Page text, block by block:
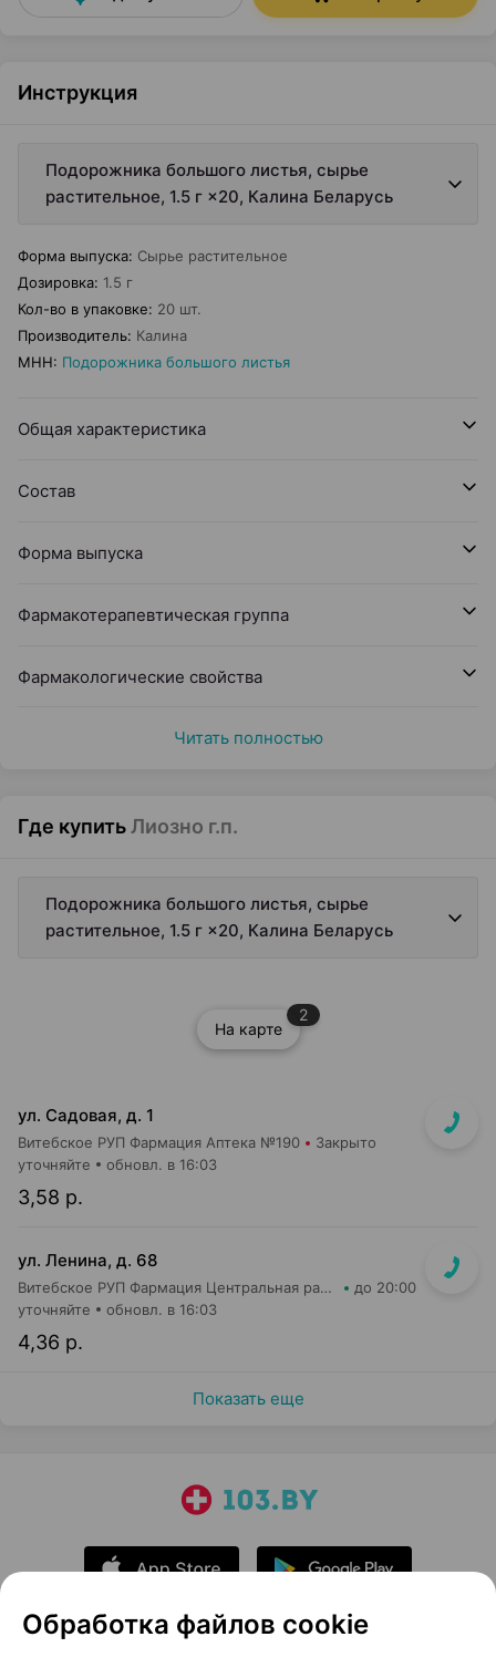
Инструкция
Подорожника большого листья, сырье
растительное, 1.5 г ×20, Калина Беларусь
Форма выпуска: Сырье растительное
Дозировка: 1.5 г
Кол-во в упаковке: 20 шт.
Производитель: Калина
МНН: Подорожника большого листья
Общая характеристика
Состав
Форма выпуска
Фармакотерапевтическая группа
Фармакологические свойства
Читать полностью
Где купитьЛиозно г.п.
Подорожника большого листья, сырье
растительное, 1.5 г ×20, Калина Беларусь
На карте
2
ул. Садовая, д. 1
Витебское РУП Фармация Аптека №190 Закрыто
3,58 р.
уточняйте обновл. в 16:03
ул. Ленина, д. 68
Витебское РУП Фармация Центральная районная аптека №16 до 20:00
4,36 р.
уточняйте обновл. в 16:03
Показать еще
Обработка файлов cookie